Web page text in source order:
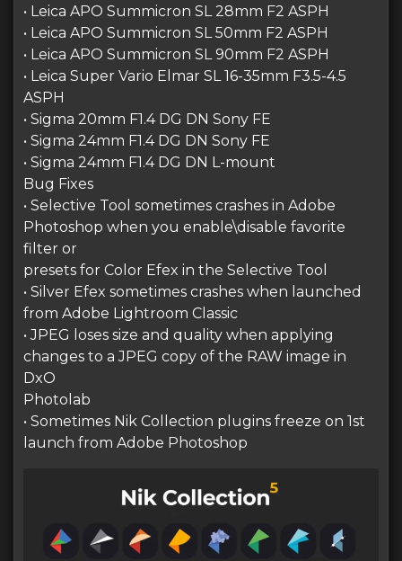
• Leica APO Summicron SL 28mm F2 ASPH
• Leica APO Summicron SL 50mm F2 ASPH
• Leica APO Summicron SL 90mm F2 ASPH
• Leica Super Vario Elmar SL 16-35mm F3.5-4.5
ASPH
• Sigma 20mm F1.4 DG DN Sony FE
• Sigma 24mm F1.4 DG DN Sony FE
• Sigma 24mm F1.4 DG DN L-mount
Bug Fixes
• Selective Tool sometimes crashes in Adobe
Photoshop when you enable\disable favorite
filter or
presets for Color Efex in the Selective Tool
• Silver Efex sometimes crashes when launched
from Adobe Lightroom Classic
• JPEG loses size and quality when applying
changes to a JPEG copy of the RAW image in
DxO
Photolab
• Sometimes Nik Collection plugins freeze on 1st
launch from Adobe Photoshop